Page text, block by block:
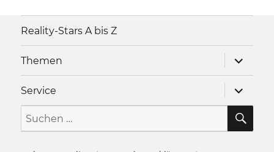
Reality-Stars A bis Z
Themen
anzeigen
Service
anzeigen
Suche
nach: